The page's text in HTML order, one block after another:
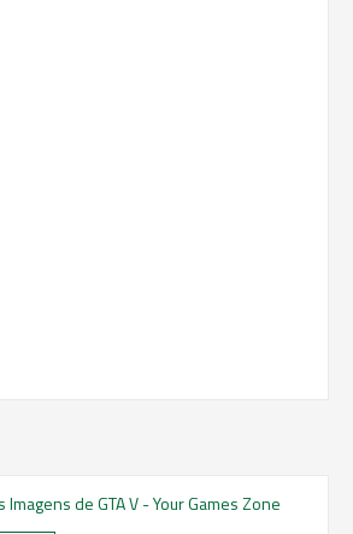
Imagens de GTA V - Your Games Zone